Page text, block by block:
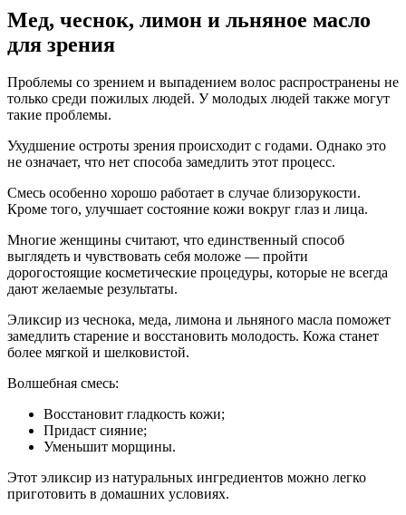
Мед, чеснок, лимон и льняное масло
для зрения
Проблемы со зрением и выпадением волос распространены не
только среди пожилых людей. У молодых людей также могут
такие проблемы.
Ухудшение остроты зрения происходит с годами. Однако это
не означает, что нет способа замедлить этот процесс.
Смесь особенно хорошо работает в случае близорукости.
Кроме того, улучшает состояние кожи вокруг глаз и лица.
Многие женщины считают, что единственный способ
выглядеть и чувствовать себя моложе — пройти
дорогостоящие косметические процедуры, которые не всегда
дают желаемые результаты.
Эликсир из чеснока, меда, лимона и льняного масла поможет
замедлить старение и восстановить молодость. Кожа станет
более мягкой и шелковистой.
Волшебная смесь:
Восстановит гладкость кожи;
Придаст сияние;
Уменьшит морщины.
Этот эликсир из натуральных ингредиентов можно легко
приготовить в домашних условиях.